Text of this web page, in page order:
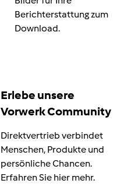
Berichterstattung zum
Download.
Erlebe unsere
Vorwerk Community
Direktvertrieb verbindet
Menschen, Produkte und
persönliche Chancen.
Erfahren Sie hier mehr.